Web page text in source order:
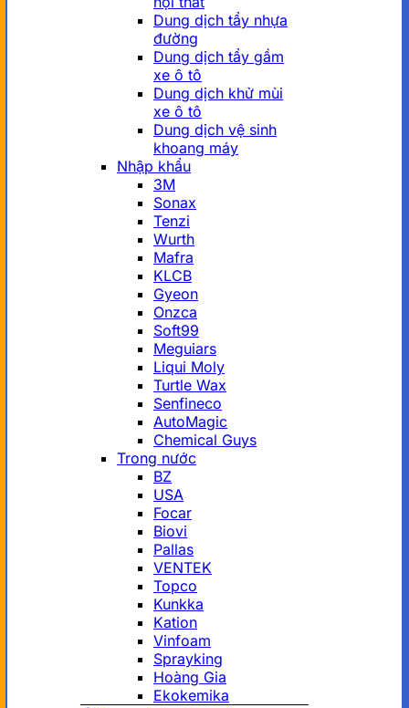
Dung dịch tẩy nhựa
đường
Dung dịch tẩy gầm
xe ô tô
Dung dịch khử mùi
xe ô tô
Dung dịch vệ sinh
khoang máy
Nhập khẩu
3M
Sonax
Tenzi
Wurth
Mafra
KLCB
Gyeon
Onzca
Soft99
Meguiars
Liqui Moly
Turtle Wax
Senfineco
AutoMagic
Chemical Guys
Trong nước
BZ
USA
Focar
Biovi
Pallas
VENTEK
Topco
Kunkka
Kation
Vinfoam
Sprayking
Hoàng Gia
Ekokemika